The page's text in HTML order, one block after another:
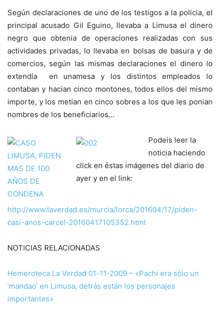
Según declaraciones de uno de los testigos a la policia, el
principal acusado Gil Eguino, llevaba a Limusa el dinero
negro que obtenia de operaciones realizadas con sus
actividades privadas, lo llevaba en bolsas de basura y de
comercios, según las mismas declaraciones el dinero lo
extendía en unamesa y los distintos empleados lo
contaban y hacian cinco montones, todos ellos del mismo
importe, y los metian en cinco sobres a los que les ponian
nombres de los beneficiarios…
Podeis leer la
noticia haciendo
click en éstas imágenes del diario de
ayer y en el link:
http://www.laverdad.es/murcia/lorca/201604/17/piden-
casi-anos-carcel-20160417105352.html
NOTICIAS RELACIONADAS
Hemeroteca La Verdad 01-11-2009 – «Pachi era sólo un
‘mandao’ en Limusa, detrás están los personajes
importantes»